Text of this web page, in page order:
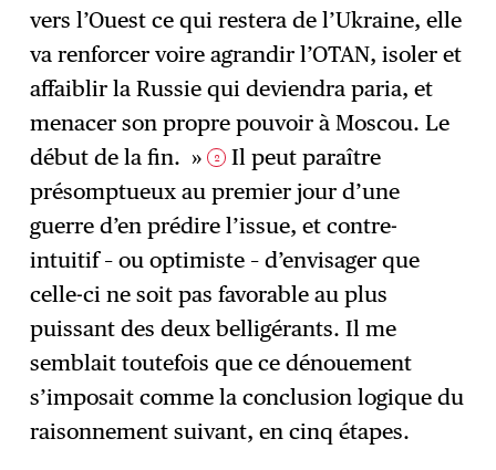
vers l’Ouest ce qui restera de l’Ukraine, elle
va renforcer voire agrandir l’OTAN, isoler et
affaiblir la Russie qui deviendra paria, et
menacer son propre pouvoir à Moscou. Le
début de la fin. » 2
Il peut paraître
présomptueux au premier jour d’une
guerre d’en prédire l’issue, et contre-
intuitif – ou optimiste – d’envisager que
celle-ci ne soit pas favorable au plus
puissant des deux belligérants. Il me
semblait toutefois que ce dénouement
s’imposait comme la conclusion logique du
raisonnement suivant, en cinq étapes.